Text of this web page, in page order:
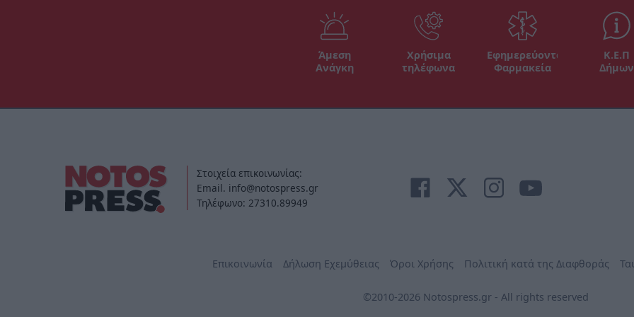
Άμεση
Ανάγκη
Χρήσιμα
τηλέφωνα
Εφημερεύοντα
Φαρμακεία
Κ.Ε.Π
Δήμων
Στοιχεία επικοινωνίας:
Email. info@notospress.gr
Τηλέφωνο: 27310.89949
Επικοινωνία Δήλωση Εχεμύθειας Όροι Χρήσης Πολιτική κατά της Διαφθοράς
©2010-2026 Notospress.gr - All rights reserved